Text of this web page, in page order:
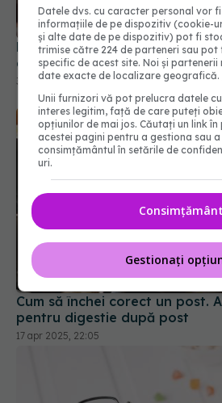
Nu mănânci carne? Un studiu
avea șanse mai mici să ajungi
31 ian 2026, 15:00
Cum să închei corect un post.
pentru digestie după post
17 apr 2025, 22:05
Datele dvs. cu caracter personal vor
informațiile de pe dispozitiv (cookie-
și alte date de pe dispozitiv) pot fi
trimise către 224 de parteneri sau pot
specific de acest site. Noi și
date exacte de localizare geografică.
Unii furnizori vă pot prelucra datele
interes legitim, față de care puteți
opțiunilor de mai jos. Căutați un link în
acestei pagini pentru a gestiona sau
consimțământul în setările de
uri.
Consimțământ
Gestionați